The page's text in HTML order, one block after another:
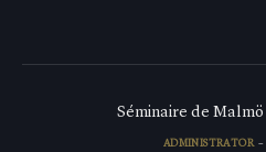
Séminaire de Malmö
ADMINISTRATOR